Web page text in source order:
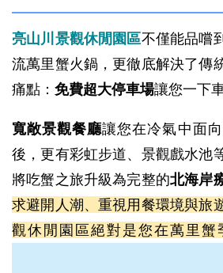
亮山川景觀休閒園區不僅能品嚐
流萬里蟹火鍋，更徹底解決了傳
痛點： 免費超大停車場讓您一下
寬敞景觀餐廳讓您在冷氣中面
後，更有彩虹步道、景觀戲水池
將吃蟹之旅升級為完整的北海岸
求避開人潮、重視用餐環境與旅
觀休閒園區絕對是您在萬里蟹